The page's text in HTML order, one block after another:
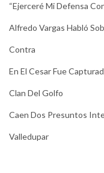
“Ejerceré Mi Defensa
Alfredo Vargas Habló
Contra
En El Cesar Fue
Clan Del Golfo
Caen Dos Presuntos
Valledupar